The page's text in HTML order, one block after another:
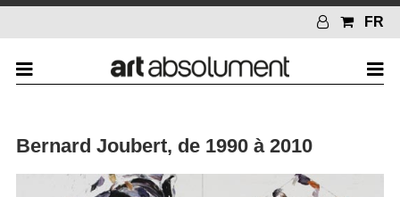
FR
Bernard Joubert, de 1990 à 2010